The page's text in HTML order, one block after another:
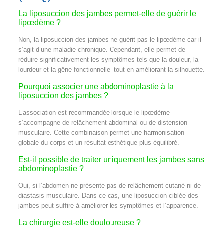
La liposuccion des jambes permet-elle de guérir le
lipœdème ?
Non, la liposuccion des jambes ne guérit pas le lipœdème car il
s’agit d’une maladie chronique. Cependant, elle permet de
réduire significativement les symptômes tels que la douleur, la
lourdeur et la gêne fonctionnelle, tout en améliorant la silhouette.
Pourquoi associer une abdominoplastie à la
liposuccion des jambes ?
L’association est recommandée lorsque le lipœdème
s’accompagne de relâchement abdominal ou de distension
musculaire. Cette combinaison permet une harmonisation
globale du corps et un résultat esthétique plus équilibré.
Est-il possible de traiter uniquement les jambes sans
abdominoplastie ?
Oui, si l’abdomen ne présente pas de relâchement cutané ni de
diastasis musculaire. Dans ce cas, une liposuccion ciblée des
jambes peut suffire à améliorer les symptômes et l’apparence.
La chirurgie est-elle douloureuse ?